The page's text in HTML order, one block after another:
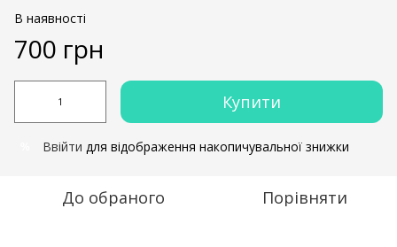
В наявності
700 грн
Купити
Ввійти для відображення накопичувальної знижки
До обраного Порівняти